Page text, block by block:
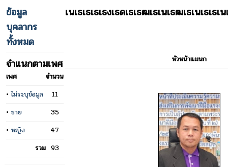
ข้อมูล
บุคลากร
ทั้งหมด
จำแนกตามเพศ
เพศ
จำนวน
•ไม่ระบุข้อมูล
11
• ชาย
35
• หญิง
47
รวม 93
เนเธเธเธเธงเธดเธเธฒเธเนเธฒเธเนเธเ
หัวหน้าแผนก